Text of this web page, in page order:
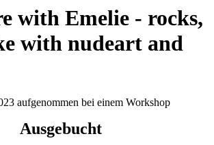
with Emelie - rocks,
with nudeart and
Ausgebucht